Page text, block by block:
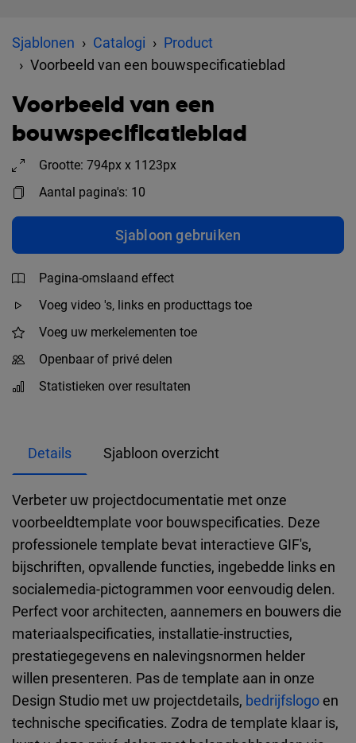
Sjablonen Catalogi
Product
Voorbeeld van een bouwspecificatieblad
Voorbeeld van een
bouwspecificatieblad
Grootte: 794px x 1123px
Aantal pagina's: 10
Sjabloon gebruiken
Pagina-omslaand effect
Voeg video 's, links en producttags toe
Voeg uw merkelementen toe
Openbaar of privé delen
Statistieken over resultaten
Details Sjabloon overzicht
Verbeter uw projectdocumentatie met onze
voorbeeldtemplate voor bouwspecificaties. Deze
professionele template bevat interactieve GIF's,
bijschriften, opvallende functies, ingebedde links en
socialemedia-pictogrammen voor eenvoudig delen.
Perfect voor architecten, aannemers en bouwers die
materiaalspecificaties, installatie-instructies,
prestatiegegevens en nalevingsnormen helder
willen presenteren. Pas de template aan in onze
Design Studio met uw projectdetails, bedrijfslogo en
technische specificaties. Zodra de template klaar is,